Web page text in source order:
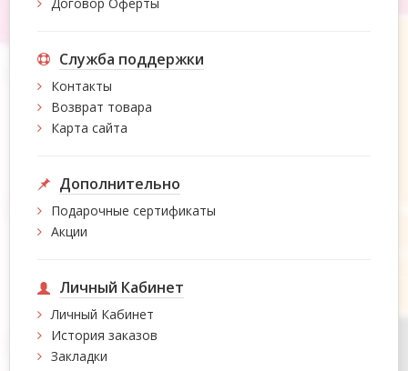
Служба поддержки
Контакты
Возврат товара
Карта сайта
Дополнительно
Подарочные сертификаты
Акции
Личный Кабинет
Личный Кабинет
История заказов
Закладки